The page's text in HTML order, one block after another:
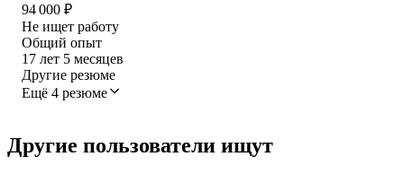
94 000 ₽
Не ищет работу
Общий опыт
17 лет 5 месяцев
Другие резюме
Ещё 4 резюме
Другие пользователи ищут